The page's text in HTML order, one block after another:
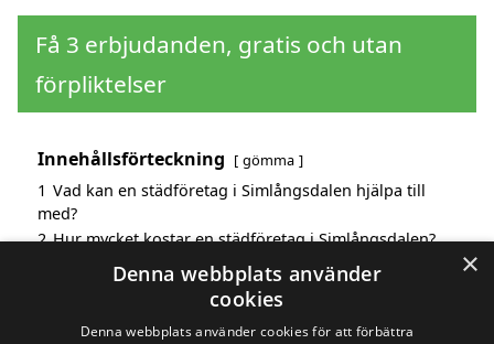
Få 3 erbjudanden, gratis och utan
förpliktelser
Innehållsförteckning gömma
1 Vad kan en städföretag i Simlångsdalen hjälpa till
med?
2 Hur mycket kostar en städföretag i Simlångsdalen?
Fördelar med att välja städföretag i Simlångsdalen
Sök efter en skicklig städföretag i de omgivande
städerna Simlångsdalen
×
Denna webbplats använder
cookies
Denna webbplats använder cookies för att förbättra